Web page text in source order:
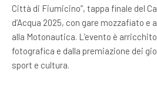
Città di Fiumicino”, tappa finale del
d’Acqua 2025, con gare mozzafiato
alla Motonautica. L’evento è
fotografica e dalla premiazione dei
sport e cultura.